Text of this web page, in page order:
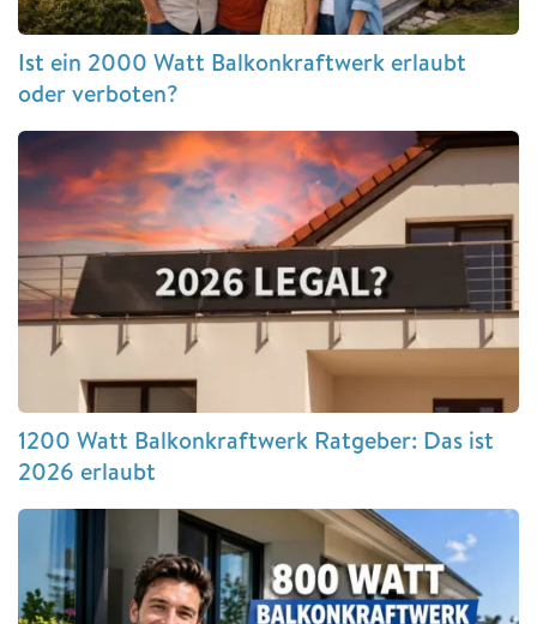
Ist ein 2000 Watt Balkonkraftwerk erlaubt
oder verboten?
1200 Watt Balkonkraftwerk Ratgeber: Das ist
2026 erlaubt